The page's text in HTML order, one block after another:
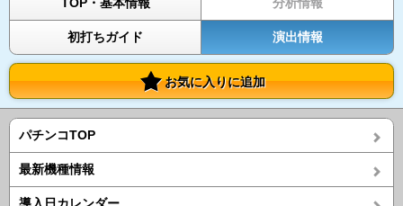
TOP・基本情報 分析情報
初打ちガイド 演出情報
お気に入りに追加
パチンコTOP
最新機種情報